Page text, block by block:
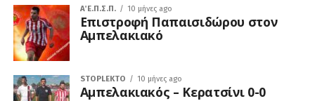
Α΄ Ε.Π.Σ.Π. 10 μήνες ago
Επιστροφή Παπαισιδώρου στον
Αμπελακιακό
STOPLEKTO 10 μήνες ago
Αμπελακιακός – Κερατσίνι 0-0